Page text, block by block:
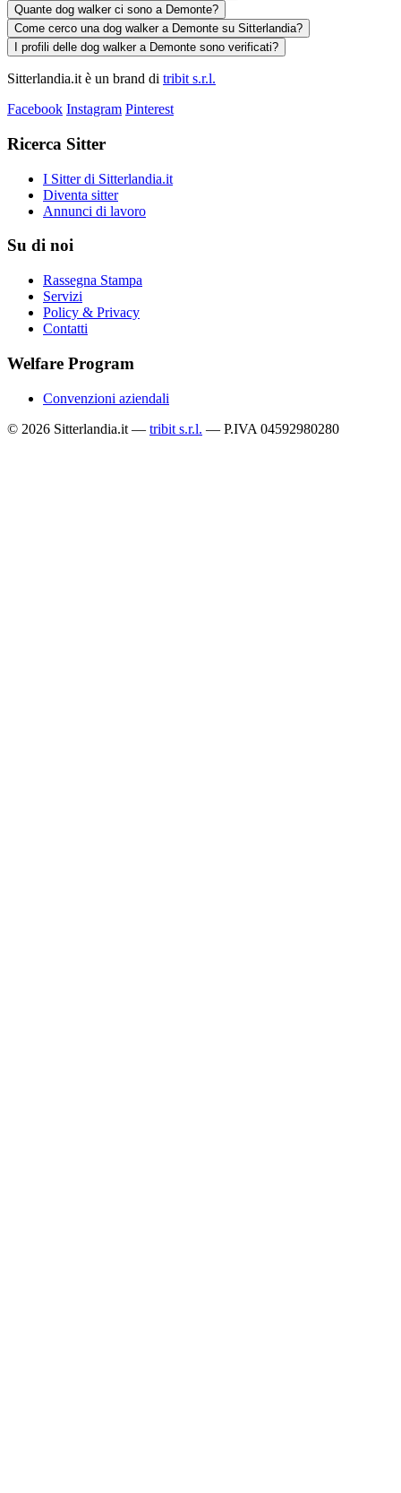
Quante dog walker ci sono a Demonte?
Come cerco una dog walker a Demonte su Sitterlandia?
I profili delle dog walker a Demonte sono verificati?
Sitterlandia.it è un brand di tribit s.r.l.
Facebook Instagram Pinterest
Ricerca Sitter
I Sitter di Sitterlandia.it
Diventa sitter
Annunci di lavoro
Su di noi
Rassegna Stampa
Servizi
Policy & Privacy
Contatti
Welfare Program
Convenzioni aziendali
© 2026 Sitterlandia.it — tribit s.r.l. — P.IVA 04592980280